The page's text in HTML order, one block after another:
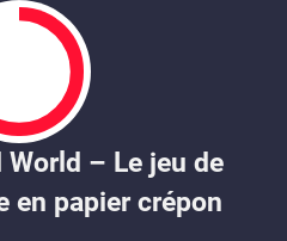
8
– Le jeu de
en papier crépon